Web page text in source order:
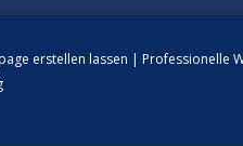
erstellen lassen | Professionelle